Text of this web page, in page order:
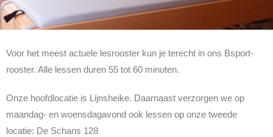
Voor het meest actuele lesrooster kun je terecht in ons Bsport-
rooster. Alle lessen duren 55 tot 60 minuten.
Onze hoofdlocatie is Lijnsheike. Daarnaast verzorgen we op
maandag- en woensdagavond ook lessen op onze tweede
locatie: De Schans 128